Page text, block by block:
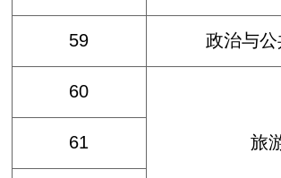
59 政治与
60
旅
61